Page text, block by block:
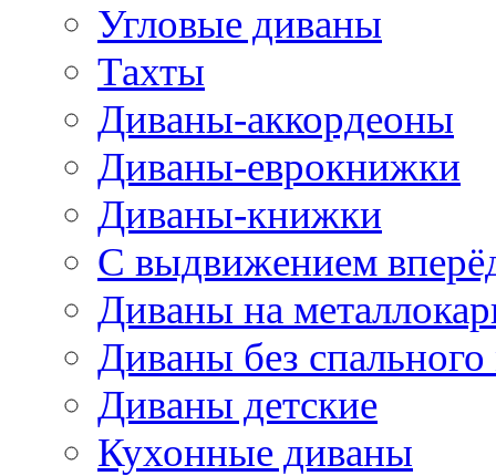
Угловые диваны
Тахты
Диваны-аккордеоны
Диваны-еврокнижки
Диваны-книжки
С выдвижением
Диваны на
Диваны без спального
Диваны детские
Кухонные диваны